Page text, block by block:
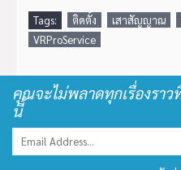
Tags: ติดตั้ง เสาสัญญาณ
VRProService
คุณจะไม่พลาดทุกเรื่องรา
นี้